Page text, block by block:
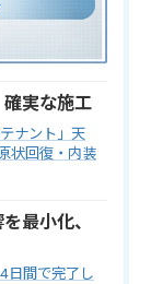
実な施工
ナント」天
状回復・内装
最小化、
日間で完了し